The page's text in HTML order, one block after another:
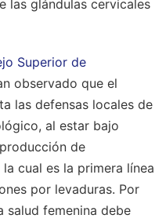
las glándulas cervicales
Superior de
observado que el
las defensas locales de
al estar bajo
de
cual es la primera línea
por levaduras. Por
salud femenina debe